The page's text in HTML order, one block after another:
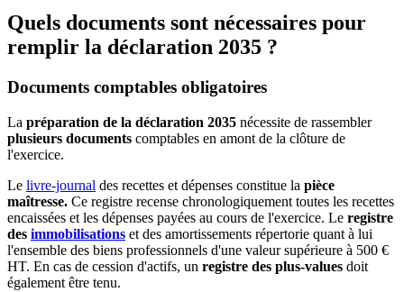
Quels documents sont nécessaires pour
remplir la déclaration 2035 ?
Documents comptables obligatoires
La préparation de la déclaration 2035 nécessite de rassembler
plusieurs documents comptables en amont de la clôture de
l'exercice.
Le livre-journal des recettes et dépenses constitue la pièce
maîtresse. Ce registre recense chronologiquement toutes les recettes
encaissées et les dépenses payées au cours de l'exercice. Le registre
des immobilisations et des amortissements répertorie quant à lui
l'ensemble des biens professionnels d'une valeur supérieure à 500 €
HT. En cas de cession d'actifs, un registre des plus-values doit
également être tenu.